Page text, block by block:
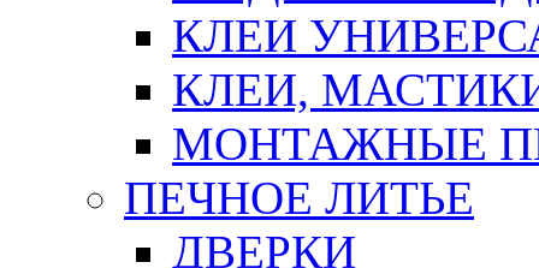
КЛЕИ
КЛЕИ,
МОНТАЖНЫЕ
ПЕЧНОЕ ЛИТЬЕ
ДВЕРКИ